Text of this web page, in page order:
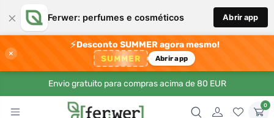
× Ferwer: perfumes e cosméticos Abrir app
×
⚡Desconto SUMMER agora mesmo!
SUMMER Abrir app
Envio gratuito para compras acima de 80 EUR
0